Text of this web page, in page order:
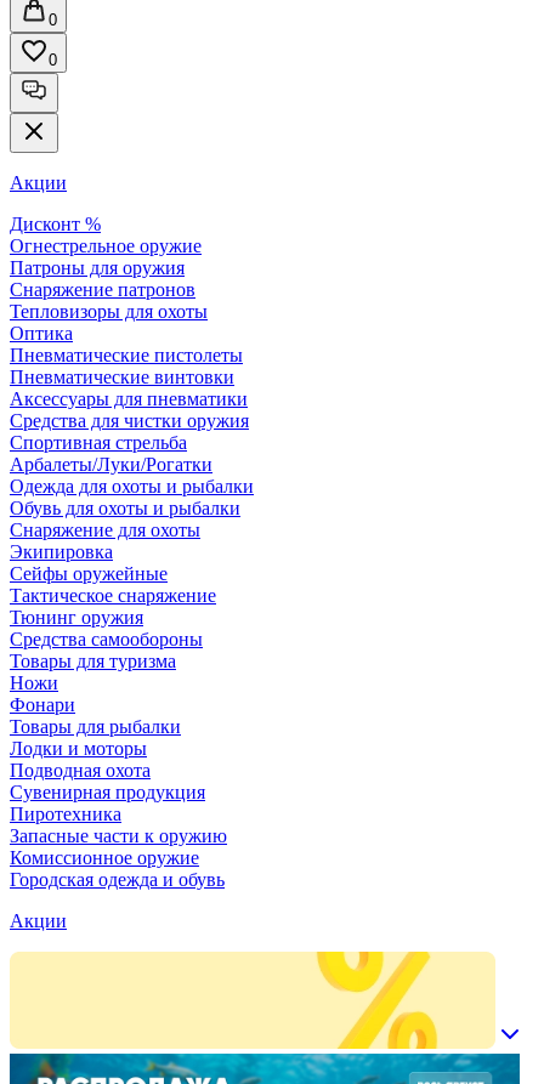
0
0
Акции
Дисконт %
Огнестрельное оружие
Патроны для оружия
Снаряжение патронов
Тепловизоры для охоты
Оптика
Пневматические пистолеты
Пневматические винтовки
Аксессуары для пневматики
Средства для чистки оружия
Спортивная стрельба
Арбалеты/Луки/Рогатки
Одежда для охоты и рыбалки
Обувь для охоты и рыбалки
Снаряжение для охоты
Экипировка
Сейфы оружейные
Тактическое снаряжение
Тюнинг оружия
Средства самообороны
Товары для туризма
Ножи
Фонари
Товары для рыбалки
Лодки и моторы
Подводная охота
Сувенирная продукция
Пиротехника
Запасные части к оружию
Комиссионное оружие
Городская одежда и обувь
Акции